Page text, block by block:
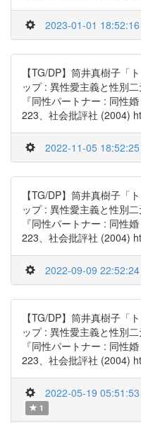
2023-01-01 18:52:16
【TG/DP】筒井真樹子「
ップ : 異性愛主義と性別
『同性パートナー : 同性
223、社会批評社 (2004)
2022-11-05 18:52:25
【TG/DP】筒井真樹子「
ップ : 異性愛主義と性別
『同性パートナー : 同性
223、社会批評社 (2004)
2022-09-09 22:52:24
【TG/DP】筒井真樹子「
ップ : 異性愛主義と性別
『同性パートナー : 同性
223、社会批評社 (2004)
2022-05-19 05:51:53
1